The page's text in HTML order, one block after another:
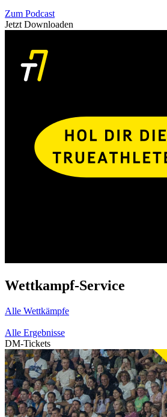
Zum Podcast
Jetzt Downloaden
Wettkampf-Service
Alle Wettkämpfe
Alle Ergebnisse
DM-Tickets